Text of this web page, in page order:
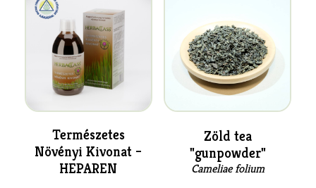
Természetes
Növényi Kivonat –
HEPAREN
Zöld tea
"gunpowder"
Cameliae folium